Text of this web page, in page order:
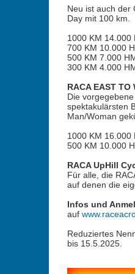
Neu ist auch der
Day mit 100 km.
1000 KM 14.000
700 KM 10.000
500 KM 7.000
300 KM 4.000
RACA EAST
Die
spektakulärsten
Man/Woman
1000 KM 16.000
500 KM 10.000
RACA UpHill
Für alle, die
auf denen die
Infos und
auf
Reduziertes
bis 15.5.2025.